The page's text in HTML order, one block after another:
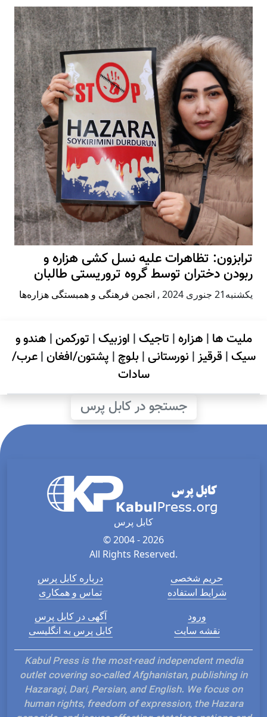
ترابزون: تظاهرات علیه نسل کشی هزاره و
ربودن دختران توسط گروه تروریستی طالبان
يكشنبه21 جنوری 2024 , انجمن فرهنگی و همبستگی هزاره‌ها
ملیت ها | هزاره| تاجیک| اوزبیک| تورکمن| هندو و
سیک| قرقیز| نورستانی| بلوچ | پشتون/افغان|عرب/
سادات
جستجو در کابل پرس
کابل پرس
© 2004 - 2026
All Rights Reserved.
درباره کابل پرس
تماس و همکاری
حریم شخصی
شرایط استفاده
آگهی در کابل پرس
کابل پرس به انگلیسی
ورود
نقشه سایت
Kabul Press is the most-read independent media
outlet covering so-called Afghanistan, publishing in
Hazaragi, Dari, Persian, and English. We focus on
human rights, freedom of expression, the Hazara